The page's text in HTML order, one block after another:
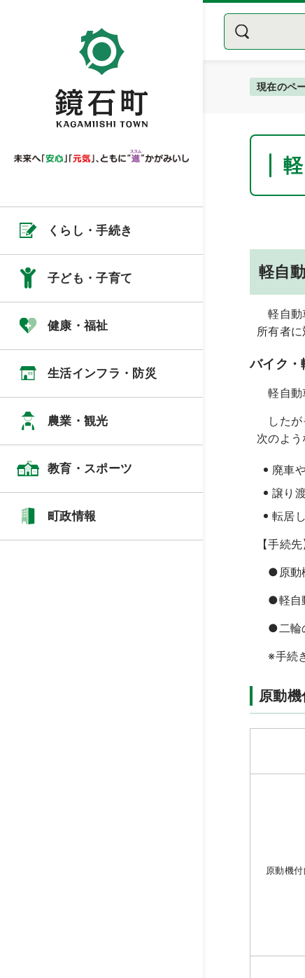
くらし・手続き
子ども・子育て
健康・福祉
生活インフラ・防災
農業・観光
教育・スポーツ
町政情報
現在のペ
軽自
軽自動
所有者
バイク・
軽自動
したが
次のよ
廃車
譲り
転居
【手続先
●原動
●軽自
●二輪
※手続
原動
原動機